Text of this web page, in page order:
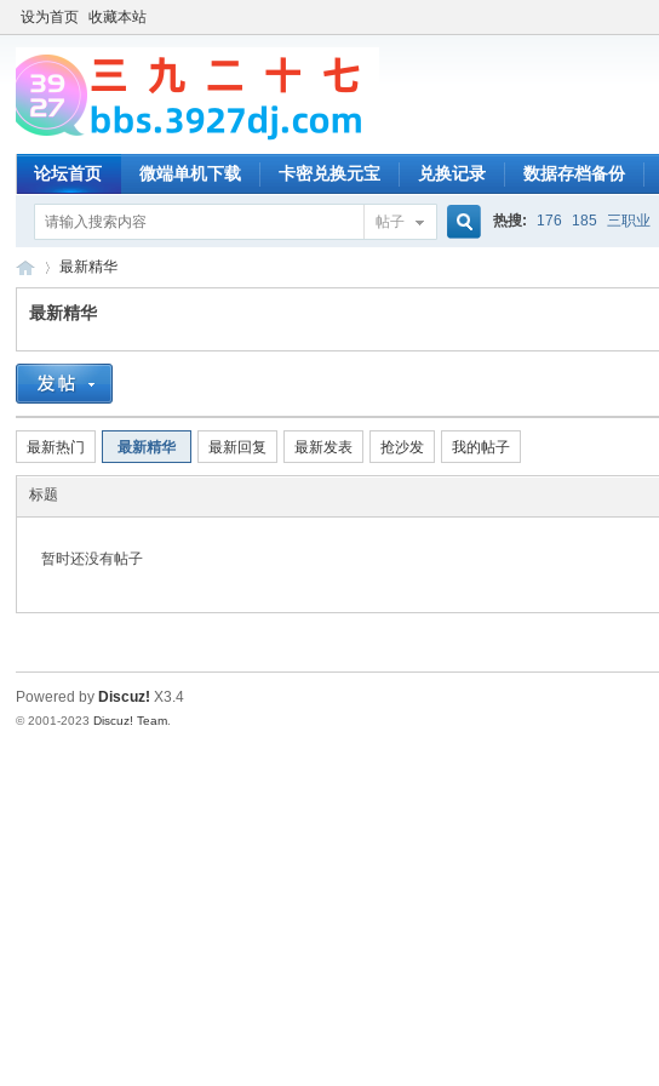
设为首页 收藏本站
论坛首页 微端单机下载 卡密兑换元宝 兑换记录 数据存档备份
帖子 热搜: 176 185 三职业
三
九
›
最新精华
最新精华
最新热门 最新精华 最新回复 最新发表 抢沙发 我的帖子
标题
暂时还没有帖子
Powered by Discuz! X3.4
© 2001-2023Discuz! Team